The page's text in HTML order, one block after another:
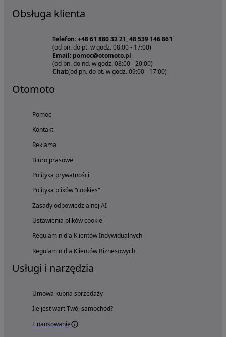
Obsługa klienta
Telefon: +48 61 880 32 21, 48 539 146 861
(od pn. do pt. w godz. 08:00 - 17:00)
Email: pomoc@otomoto.pl
(od pn. do nd. w godz. 08:00 - 20:00)
Chat:(od pn. do pt. w godz. 09:00 - 17:00)
Otomoto
Pomoc
Kontakt
Reklama
Biuro prasowe
Polityka prywatności
Polityka plików "cookies"
Zasady odpowiedzialnej AI
Ustawienia plików cookie
Regulamin dla Klientów Indywidualnych
Regulamin dla Klientów Biznesowych
Usługi i narzędzia
Umowa kupna sprzedaży
Ile jest wart Twój samochód?
Finansowanie